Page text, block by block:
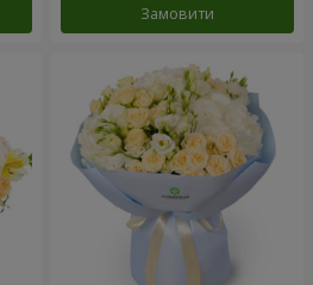
Замовити